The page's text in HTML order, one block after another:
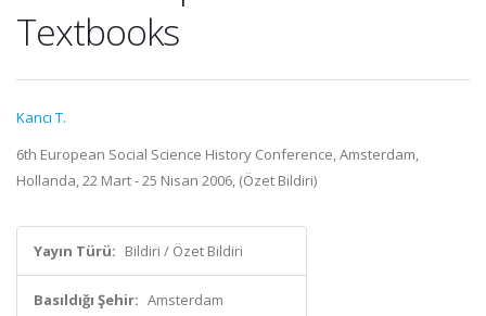
Textbooks
Kancı T.
6th European Social Science History Conference, Amsterdam,
Hollanda, 22 Mart - 25 Nisan 2006, (Özet Bildiri)
Yayın Türü: Bildiri / Özet Bildiri
Basıldığı Şehir: Amsterdam